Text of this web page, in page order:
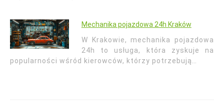
Mechanika pojazdowa 24h Kraków
W Krakowie, mechanika pojazdowa
24h to usługa, która zyskuje na
popularności wśród kierowców, którzy potrzebują…